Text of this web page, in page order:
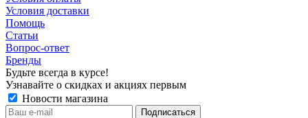
Условия доставки
Помощь
Статьи
Вопрос-ответ
Бренды
Будьте всегда в курсе!
Узнавайте о скидках и акциях первым
Новости магазина